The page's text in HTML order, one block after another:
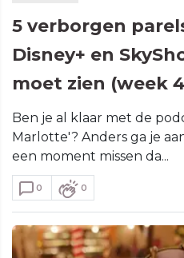
5 verborgen
Disney+ en
moet zien (week
Ben je al klaar met de
Marlotte'? Anders ga je
een moment missen da...
0 0